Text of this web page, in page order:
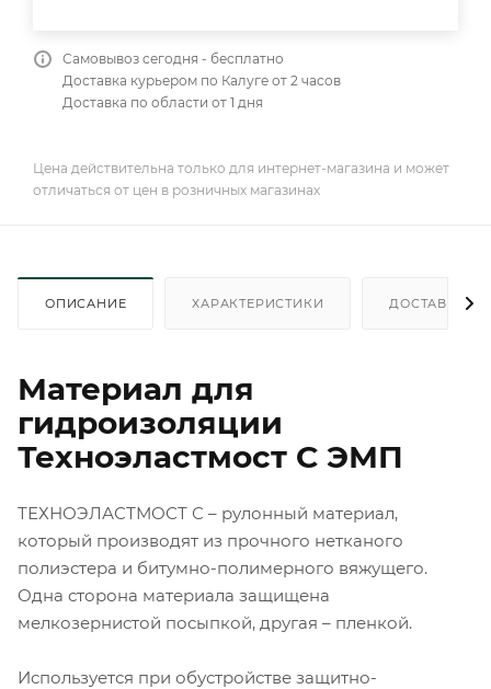
Самовывоз сегодня - бесплатно
Доставка курьером по Калуге от 2 часов
Доставка по области от 1 дня
Цена действительна только для интернет-магазина и может
отличаться от цен в розничных магазинах
ОПИСАНИЕ ХАРАКТЕРИСТИКИ ДОСТАВКА
Материал для
гидроизоляции
Техноэластмост С ЭМП
ТЕХНОЭЛАСТМОСТ С – рулонный материал,
который производят из прочного нетканого
полиэстера и битумно-полимерного вяжущего.
Одна сторона материала защищена
мелкозернистой посыпкой, другая – пленкой.
Используется при обустройстве защитно-